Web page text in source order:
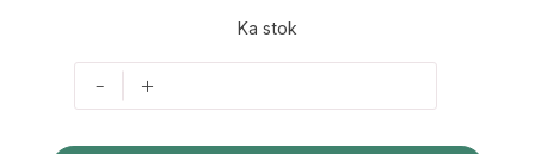
Ka stok
- +